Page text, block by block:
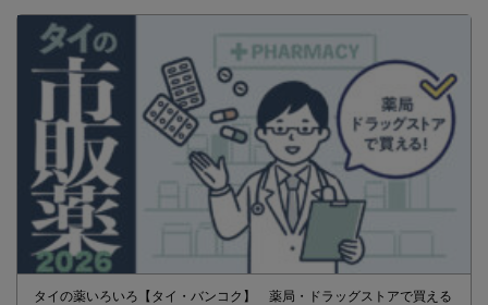
タイの薬いろいろ【タイ・バンコク】 薬局・ドラッグストアで買える